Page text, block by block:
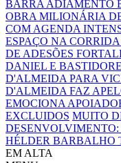
BARRA ADIAMENTO
OBRA MILIONÁRIA
COM AGENDA
ESPAÇO NA
DE ADESÕES
DANIEL E
D'ALMEIDA PARA
D'ALMEIDA FAZ
EMOCIONA
EXCLUIDOS MUITO
HÉLDER BARBALHO
EM ALTA